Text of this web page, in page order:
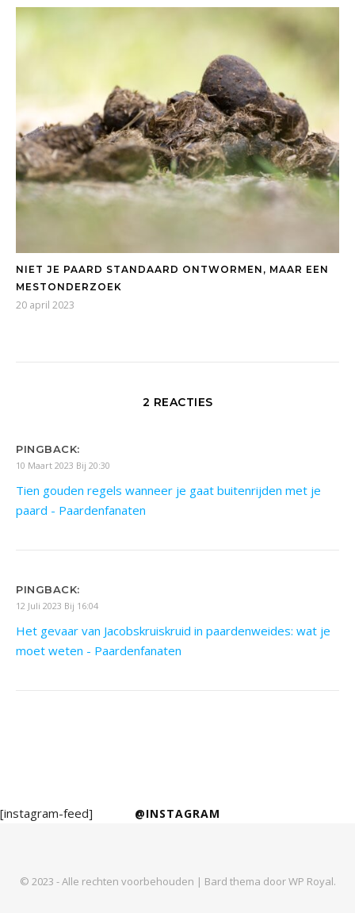
NIET JE PAARD STANDAARD ONTWORMEN, MAAR EEN
MESTONDERZOEK
20 april 2023
2 REACTIES
PINGBACK:
10 Maart 2023 Bij 20:30
Tien gouden regels wanneer je gaat buitenrijden met je
paard - Paardenfanaten
PINGBACK:
12 Juli 2023 Bij 16:04
Het gevaar van Jacobskruiskruid in paardenweides: wat je
moet weten - Paardenfanaten
@INSTAGRAM
[instagram-feed]
© 2023 - Alle rechten voorbehouden | Bard thema doorWP Royal.